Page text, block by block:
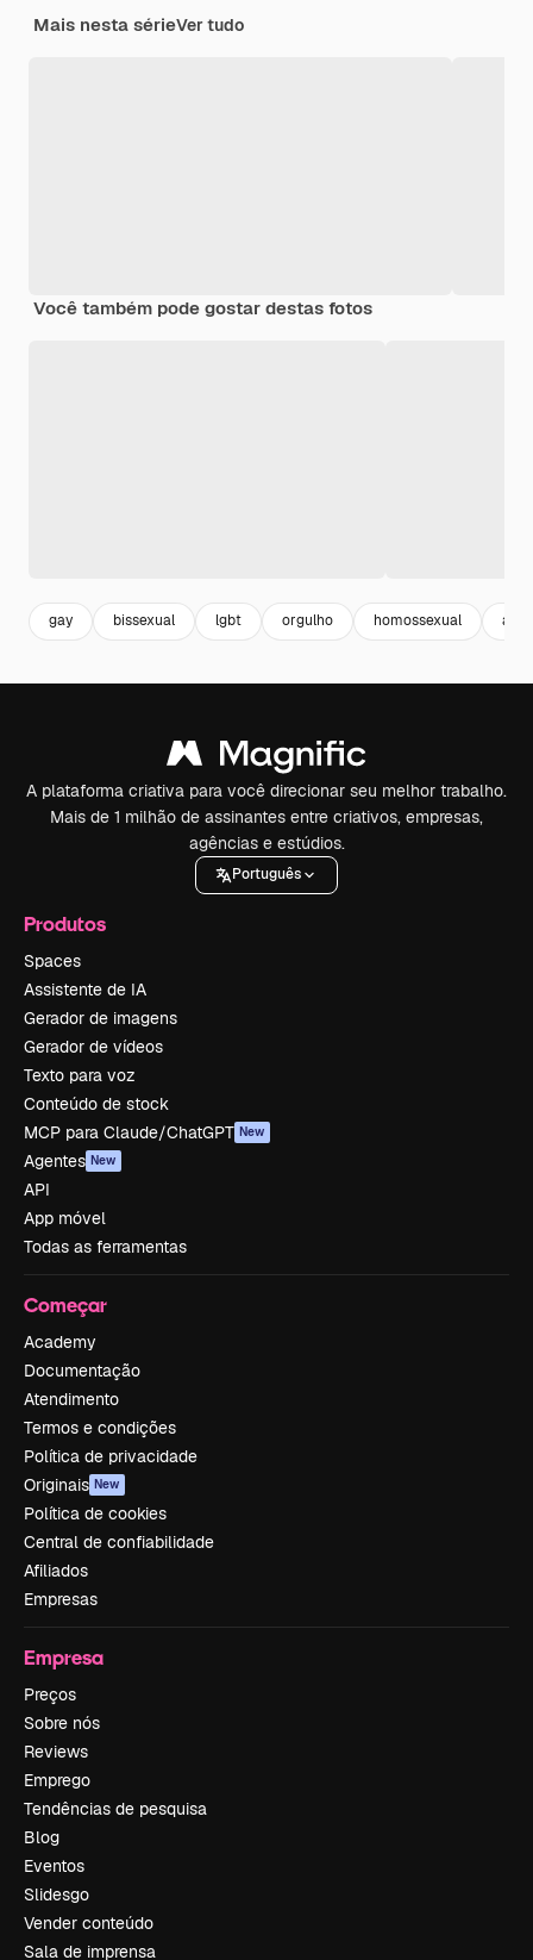
Mais nesta sérieVer tudo
Você também pode gostar destas fotos
gay bissexual lgbt orgulho homossexual
A plataforma criativa para você direcionar seu melhor trabalho.
Mais de 1 milhão de assinantes entre criativos, empresas,
agências e estúdios.
Português
Produtos
Spaces
Assistente de IA
Gerador de imagens
Gerador de vídeos
Texto para voz
Conteúdo de stock
MCP para Claude/ChatGPT New
Agentes New
API
App móvel
Todas as ferramentas
Começar
Academy
Documentação
Atendimento
Termos e condições
Política de privacidade
Originais New
Política de cookies
Central de confiabilidade
Afiliados
Empresas
Empresa
Preços
Sobre nós
Reviews
Emprego
Tendências de pesquisa
Blog
Eventos
Slidesgo
Vender conteúdo
Sala de imprensa